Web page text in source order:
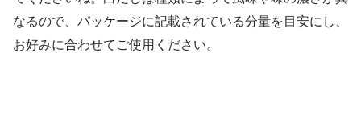
なるので、パッケージに記載されている分量を目安にし、
お好みに合わせてご使用ください。